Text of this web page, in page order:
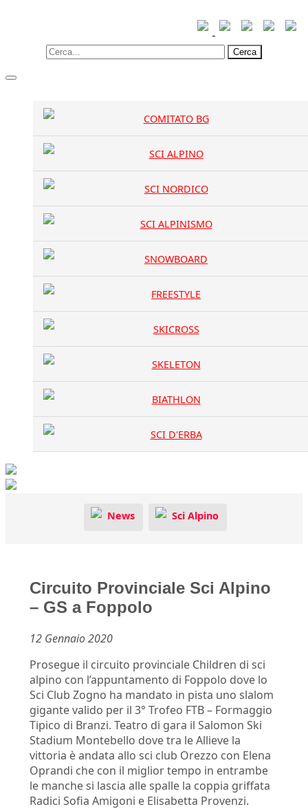
Cerca
COMITATO BG
SCI ALPINO
SCI NORDICO
SCI ALPINISMO
SNOWBOARD
FREESTYLE
SKICROSS
SKELETON
BIATHLON
SCI D'ERBA
News Sci Alpino
Circuito Provinciale Sci Alpino
– GS a Foppolo
12 Gennaio 2020
Prosegue il circuito provinciale Children di sci
alpino con l’appuntamento di Foppolo dove lo
Sci Club Zogno ha mandato in pista uno slalom
gigante valido per il 3° Trofeo FTB – Formaggio
Tipico di Branzi. Teatro di gara il Salomon Ski
Stadium Montebello dove tra le Allieve la
vittoria è andata allo sci club Orezzo con Elena
Oprandi che con il miglior tempo in entrambe
le manche si lascia alle spalle la coppia griffata
Radici Sofia Amigoni e Elisabetta Provenzi.